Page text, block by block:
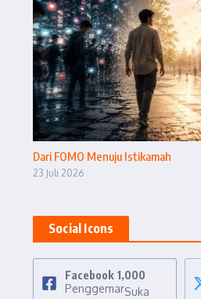
Dari FOMO Menuju Istikamah
23 Juli 2026
Social Icons
Facebook 1,000
PenggemarSuka